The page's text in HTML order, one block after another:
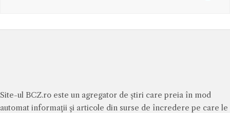
Site-ul BCZ.ro este un agregator de ştiri care preia în mod
automat informaţii şi articole din surse de încredere pe care le